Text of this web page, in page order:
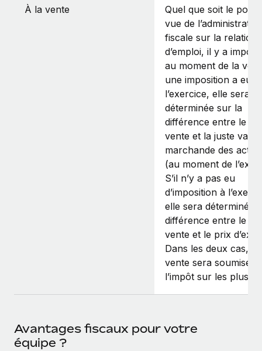
À la vente
Quel que soit le point
vue de
fiscale sur la relation
d’emploi, il y a
au moment de la
une imposition a eu
l’exercice, elle sera
déterminée sur la
différence entre le
vente et la juste
marchande des
(au moment de
S’il n’y a pas eu
d’imposition à
elle sera déterminée
différence entre le
vente et le prix
Dans les deux cas, la
vente sera soumise à
l’impôt sur les
Avantages fiscaux pour votre
équipe ?